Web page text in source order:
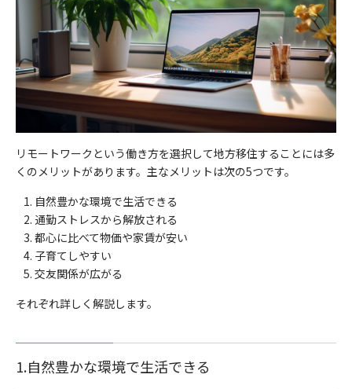
リモートワークという働き方を選択して地方移住することには多
くのメリットがあります。主なメリットは次の5つです。
自然豊かな環境で生活できる
通勤ストレスから解放される
都心に比べて物価や家賃が安い
子育てしやすい
交友関係が広がる
それぞれ詳しく解説します。
1.自然豊かな環境で生活できる